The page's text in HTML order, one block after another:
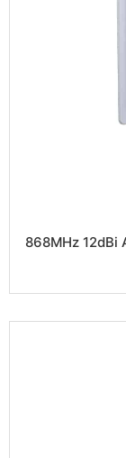
868MHz 12dBi